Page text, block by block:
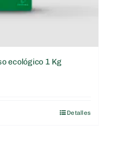
ecológico 1 Kg
Detalles